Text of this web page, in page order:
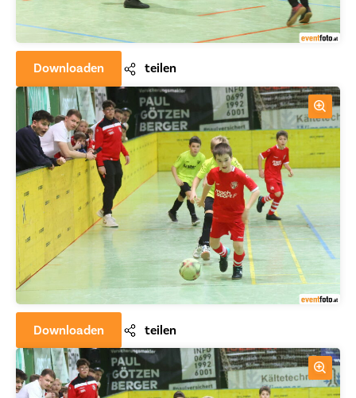
Downloaden teilen
Downloaden teilen